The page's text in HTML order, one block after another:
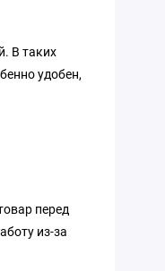
В таких
удобен,
перед
из-за